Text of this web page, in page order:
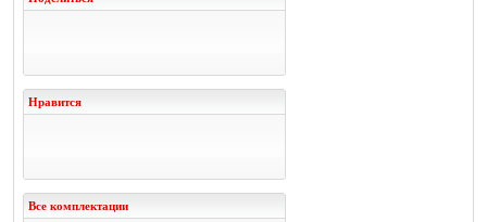
Нравится
Все комплектации